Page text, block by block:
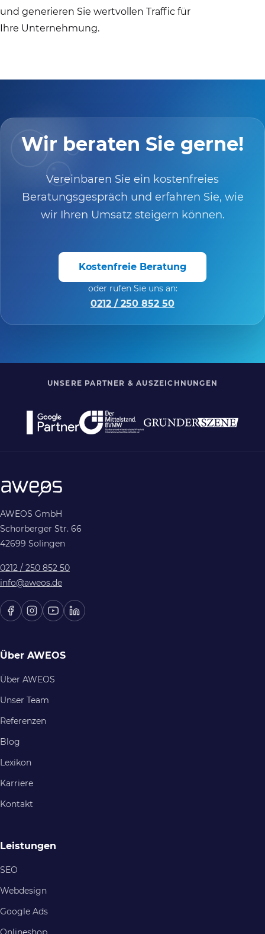
und generieren Sie wertvollen Traffic für
Ihre Unternehmung.
Wir beraten Sie gerne!
Vereinbaren Sie ein kostenfreies
Beratungsgespräch und erfahren Sie, wie
wir Ihren Umsatz steigern können.
Kostenfreie Beratung
oder rufen Sie uns an:
0212 / 250 852 50
UNSERE PARTNER & AUSZEICHNUNGEN
AWEOS GmbH
Schorberger Str. 66
42699 Solingen
0212 / 250 852 50
info@aweos.de
Über AWEOS
Über AWEOS
Unser Team
Referenzen
Blog
Lexikon
Karriere
Kontakt
Leistungen
SEO
Webdesign
Google Ads